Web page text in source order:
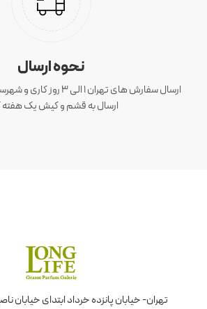
نحوه ارسال
ارسال به قشم و کیش یک هفته
تهران- خیابان پانزده خرداد ابتدای خیابان